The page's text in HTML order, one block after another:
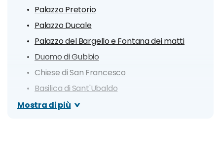
Palazzo Pretorio
Palazzo Ducale
Palazzo del Bargello e Fontana dei matti
Duomo di Gubbio
Chiese di San Francesco
Basilica di Sant'Ubaldo
Parco Archeologico del Teatro Romano di
Mostra di più